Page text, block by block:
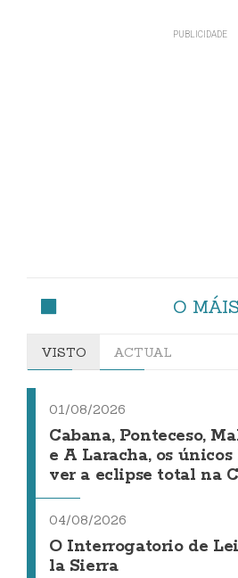
O MÁIS
VISTO ACTUAL
01/08/2026
Cabana, Ponteceso,
e A Laracha, os
ver a eclipse total na
04/08/2026
O Interrogatorio de
la Sierra